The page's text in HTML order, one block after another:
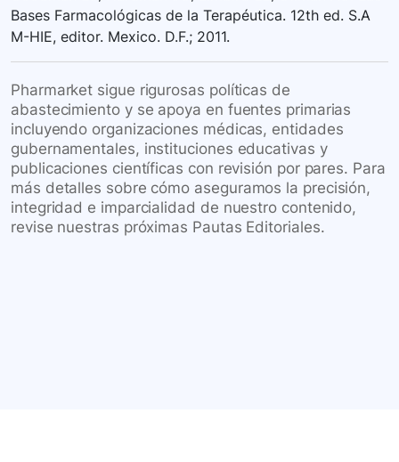
Bases Farmacológicas de la Terapéutica. 12th ed. S.A
M-HIE, editor. Mexico. D.F.; 2011.
Pharmarket sigue rigurosas políticas de
abastecimiento y se apoya en fuentes primarias
incluyendo organizaciones médicas, entidades
gubernamentales, instituciones educativas y
publicaciones científicas con revisión por pares. Para
más detalles sobre cómo aseguramos la precisión,
integridad e imparcialidad de nuestro contenido,
revise nuestras próximas Pautas Editoriales.